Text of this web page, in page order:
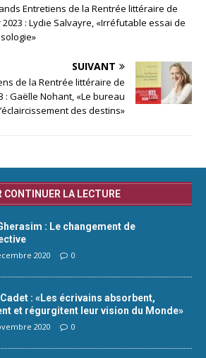
Entretiens de la Rentrée littéraire de
: Lydie Salvayre, «Irréfutable essai de
SUIVANT
de la Rentrée littéraire de
: Gaëlle Nohant, «Le bureau
des destins»
CONTINUER LA LECTURE
: Le changement de
2020 0
: «Les écrivains absorbent,
et régurgitent leur vision du Monde»
2020 0